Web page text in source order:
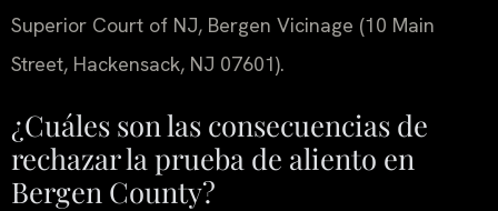
Superior Court of NJ, Bergen Vicinage (10 Main
Street, Hackensack, NJ 07601).
¿Cuáles son las consecuencias de
rechazar la prueba de aliento en
Bergen County?